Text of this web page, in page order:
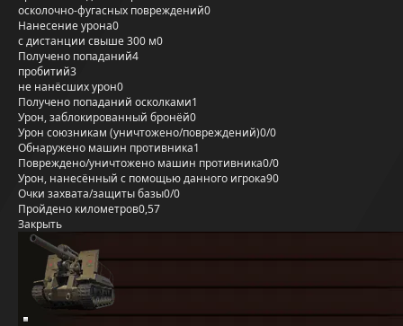
осколочно-фугасных повреждений0
Нанесение урона0
с дистанции свыше 300 м0
Получено попаданий4
пробитий3
не нанёсших урон0
Получено попаданий осколками1
Урон, заблокированный бронёй0
Урон союзникам (уничтожено/повреждений)0/0
Обнаружено машин противника1
Повреждено/уничтожено машин противника0/0
Урон, нанесённый с помощью данного игрока90
Очки захвата/защиты базы0/0
Пройдено километров0,57
Закрыть